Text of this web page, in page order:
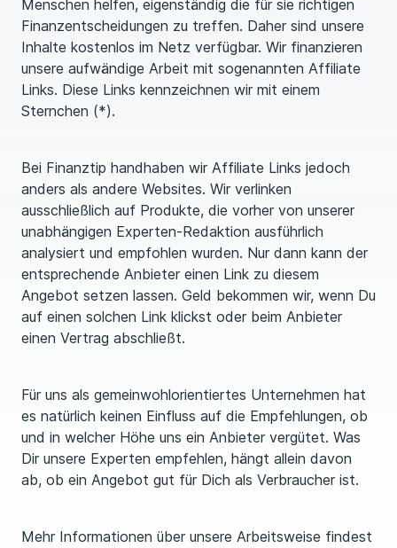
Menschen helfen, eigenständig die für sie richtigen
Finanzentscheidungen zu treffen. Daher sind unsere
Inhalte kostenlos im Netz verfügbar. Wir finanzieren
unsere aufwändige Arbeit mit sogenannten Affiliate
Links. Diese Links kennzeichnen wir mit einem
Sternchen (*).
Bei Finanztip handhaben wir Affiliate Links jedoch
anders als andere Websites. Wir verlinken
ausschließlich auf Produkte, die vorher von unserer
unabhängigen Experten-Redaktion ausführlich
analysiert und empfohlen wurden. Nur dann kann der
entsprechende Anbieter einen Link zu diesem
Angebot setzen lassen. Geld bekommen wir, wenn Du
auf einen solchen Link klickst oder beim Anbieter
einen Vertrag abschließt.
Für uns als gemeinwohlorientiertes Unternehmen hat
es natürlich keinen Einfluss auf die Empfehlungen, ob
und in welcher Höhe uns ein Anbieter vergütet. Was
Dir unsere Experten empfehlen, hängt allein davon
ab, ob ein Angebot gut für Dich als Verbraucher ist.
Mehr Informationen über unsere Arbeitsweise findest